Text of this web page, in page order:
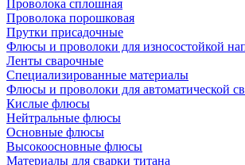
Проволока сплошная
Проволока порошковая
Прутки присадочные
Флюсы и проволоки для износостойкой
Ленты сварочные
Специализированные материалы
Флюсы и проволоки для автоматической
Кислые флюсы
Нейтральные флюсы
Основные флюсы
Высокоосновные флюсы
Материалы для сварки титана